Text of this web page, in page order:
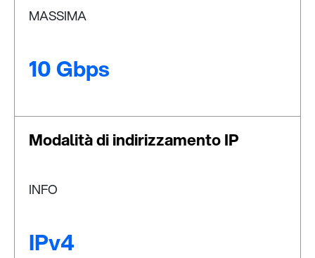
MASSIMA
10 Gbps
Modalità di indirizzamento IP
INFO
IPv4